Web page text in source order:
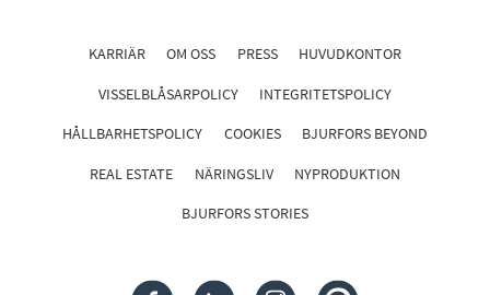
KARRIÄR OM OSS PRESS HUVUDKONTOR
VISSELBLÅSARPOLICY INTEGRITETSPOLICY
HÅLLBARHETSPOLICY COOKIES BJURFORS BEYOND
REAL ESTATE NÄRINGSLIV NYPRODUKTION
BJURFORS STORIES